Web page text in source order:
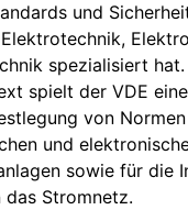
und
spezialisiert hat.
spielt der VDE
von
und
sowie für die
das Stromnetz.